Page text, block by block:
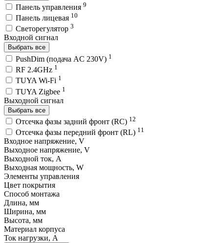
Панель управления 9
Панель лицевая 10
Светорегулятор 3
Входной сигнал
Выбрать все
PushDim (подача AC 230V) 1
RF 2.4GHz 1
TUYA Wi-Fi 1
TUYA Zigbee 1
Выходной сигнал
Выбрать все
Отсечка фазы задний фронт (RC) 12
Отсечка фазы передний фронт (RL) 11
Входное напряжение, V
Выходное напряжение, V
Выходной ток, A
Выходная мощность, W
Элементы управления
Цвет покрытия
Способ монтажа
Длина, мм
Ширина, мм
Высота, мм
Материал корпуса
Ток нагрузки, A